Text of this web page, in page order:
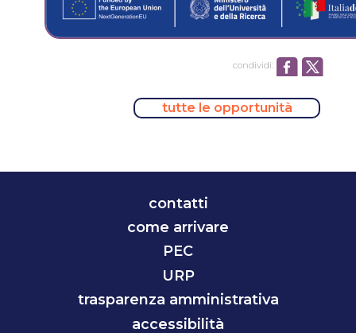
condividi:
tutte le opportunità
contatti
come arrivare
PEC
URP
trasparenza amministrativa
accessibilità